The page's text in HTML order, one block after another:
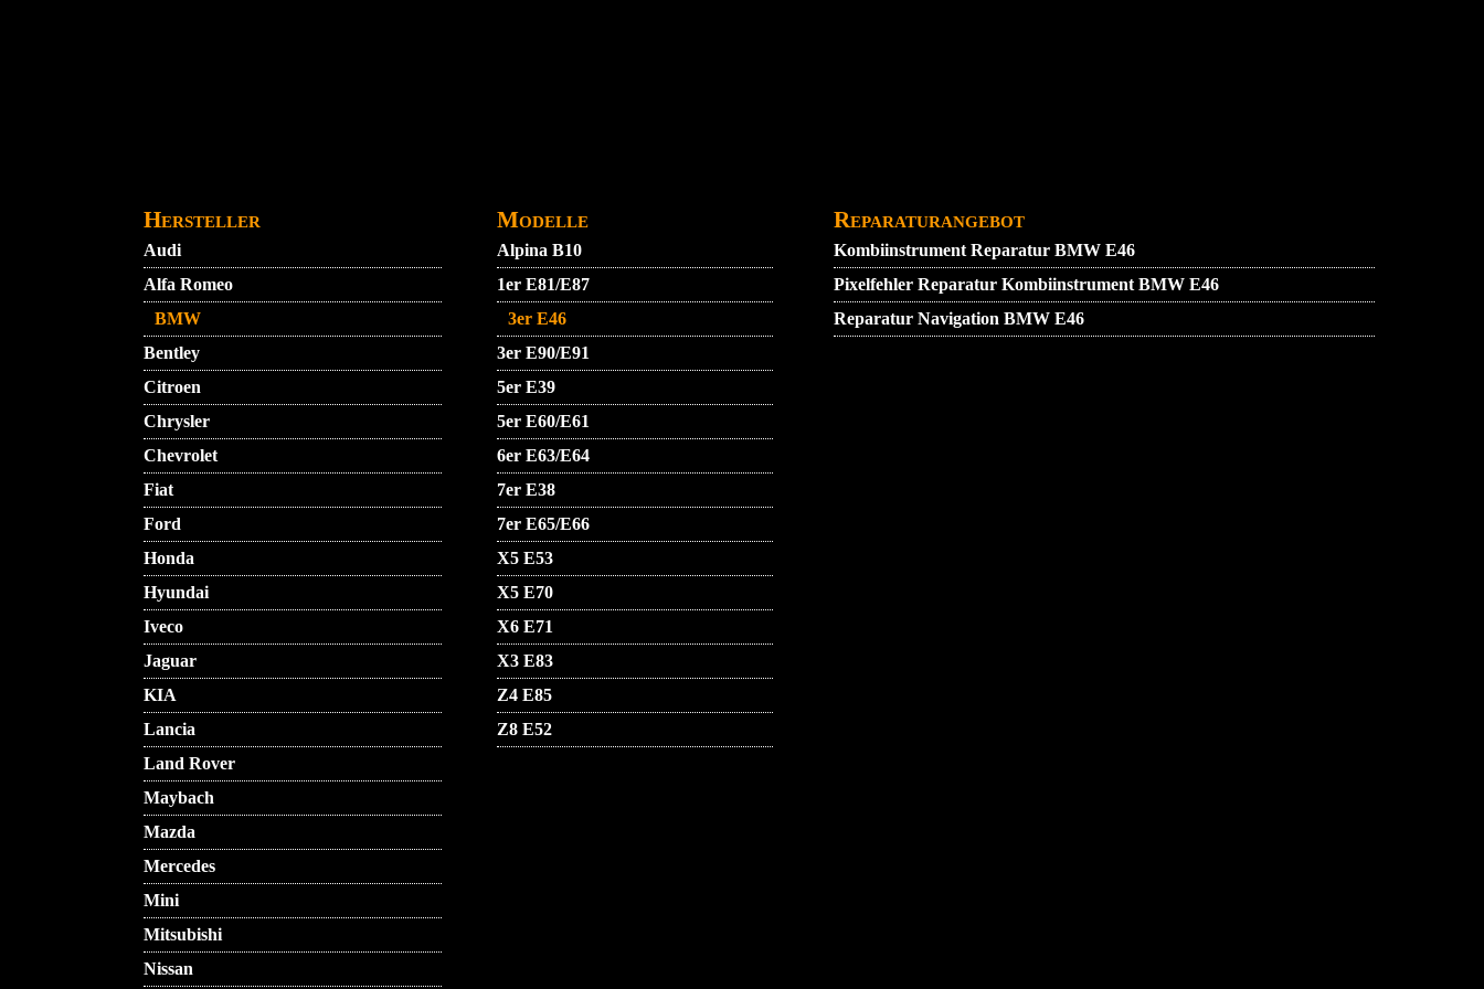
Hersteller
Audi
Alfa Romeo
BMW
Bentley
Citroen
Chrysler
Chevrolet
Fiat
Ford
Honda
Hyundai
Iveco
Jaguar
KIA
Lancia
Land Rover
Maybach
Mazda
Mercedes
Mini
Mitsubishi
Nissan
Modelle
Alpina B10
1er E81/E87
3er E46
3er E90/E91
5er E39
5er E60/E61
6er E63/E64
7er E38
7er E65/E66
X5 E53
X5 E70
X6 E71
X3 E83
Z4 E85
Z8 E52
Reparaturangebot
Kombiinstrument Reparatur BMW E46
Pixelfehler Reparatur Kombiinstrument BMW E46
Reparatur Navigation BMW E46